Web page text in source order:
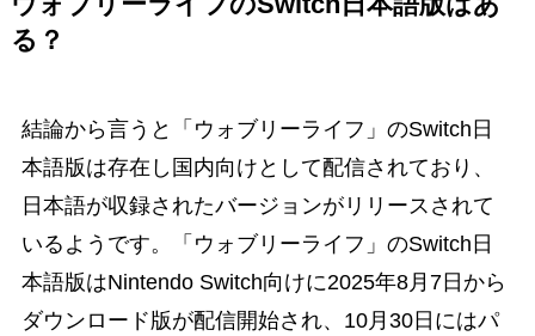
る？
結論から言うと「ウォブリーライフ」のSwitch日
本語版は存在し国内向けとして配信されており、
日本語が収録されたバージョンがリリースされて
いるようです。「ウォブリーライフ」のSwitch日
本語版はNintendo Switch向けに2025年8月7日から
ダウンロード版が配信開始され、10月30日にはパ